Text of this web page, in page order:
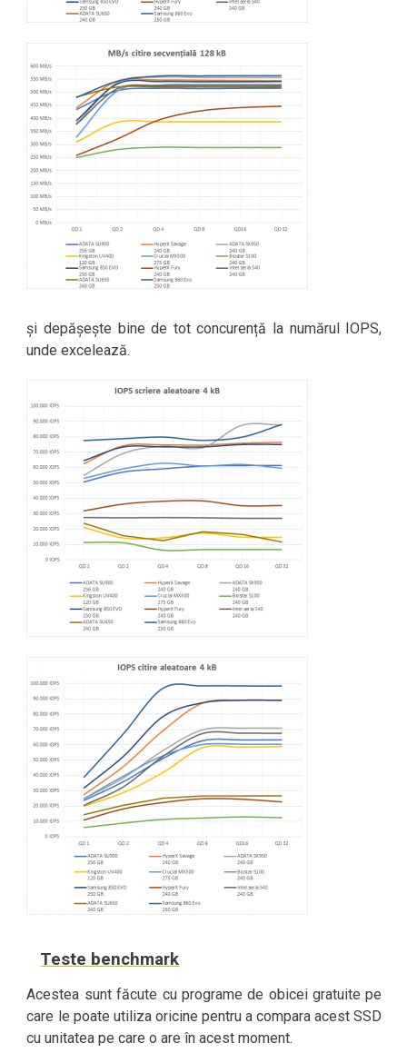
și depășește bine de tot concurență la numărul IOPS,
unde excelează.
Teste benchmark
Acestea sunt făcute cu programe de obicei gratuite pe
care le poate utiliza oricine pentru a compara acest SSD
cu unitatea pe care o are în acest moment.